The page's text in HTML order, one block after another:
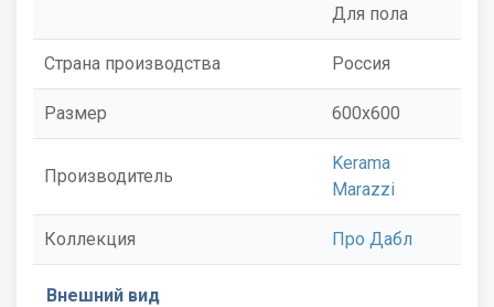
Для пола
Страна производства Россия
Размер 600x600
Производитель
Kerama
Marazzi
Коллекция Про Дабл
Внешний вид